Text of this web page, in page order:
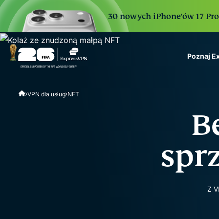
30 nowych iPhone'ów 17
Poznaj
VPN dla usług NFT
Z